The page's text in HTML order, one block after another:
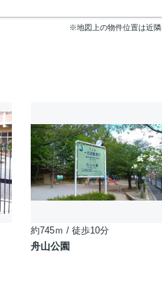
※地図上の物件位置は近隣
約745ｍ / 徒歩10分
舟山公園